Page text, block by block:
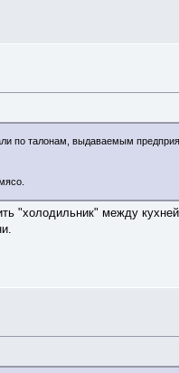
по талонам, выдаваемым
"холодильник" между